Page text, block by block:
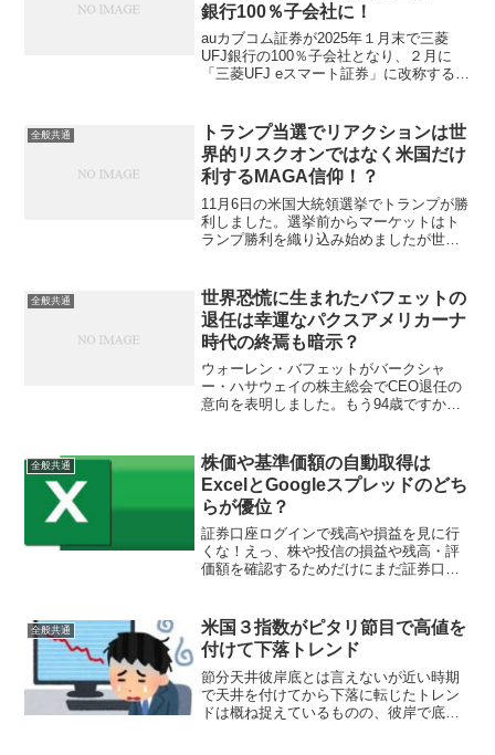
銀行100％子会社に！
auカブコム証券が2025年１月末で三菱
UFJ銀行の100％子会社となり、２月に
「三菱UFJ eスマート証券」に改称する
証券（auカブコム）を互いに出資し合っ
て...
全般共通
トランプ当選でリアクションは世
界的リスクオンではなく米国だけ
利するMAGA信仰！？
11月6日の米国大統領選挙でトランプが勝
利しました。選挙前からマーケットはト
ランプ勝利を織り込み始めましたが世論
リ見えるごとに日経平均は上値を追う展
開となりました。トラ...
全般共通
世界恐慌に生まれたバフェットの
退任は幸運なパクスアメリカーナ
時代の終焉も暗示？
ウォーレン・バフェットがバークシャ
ー・ハサウェイの株主総会でCEO退任の
意向を表明しました。もう94歳ですから
に引き継いで行く為にもう先延ばしでき
ない年齢だし、自然なタ...
全般共通
株価や基準価額の自動取得は
ExcelとGoogleスプレッドのどち
らが優位？
証券口座ログインで残高や損益を見に行
くな！えっ、株や投信の損益や残高・評
価額を確認するためだけにまだ証券口座
ね。その為に複数の証券口座に資金を分
散させたくないとか論外で...
全般共通
米国３指数がピタリ節目で高値を
付けて下落トレンド
節分天井彼岸底とは言えないが近い時期
で天井を付けてから下落に転じたトレン
ドは概ね捉えているものの、彼岸で底を